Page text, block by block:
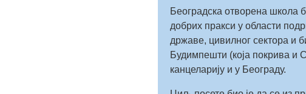
Београдска отворена школа
добрих пракси у области
државе, цивилног сектора и
Будимпешти (која покрива и
канцеларију и у Београду.